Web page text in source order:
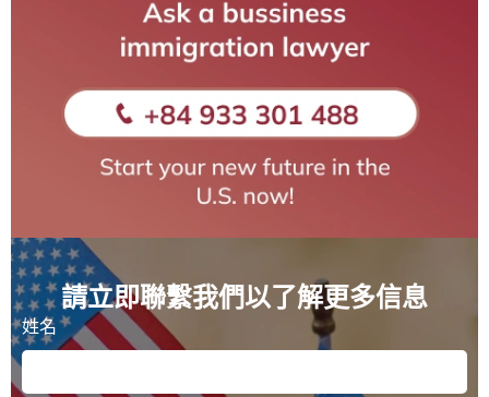
請立即聯繫我們以了解更多信息
姓名